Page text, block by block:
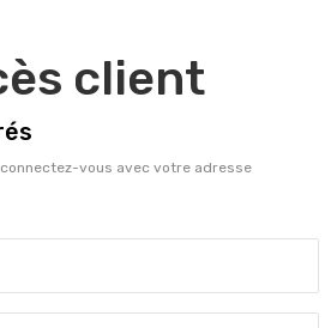
client
vous avec votre adresse